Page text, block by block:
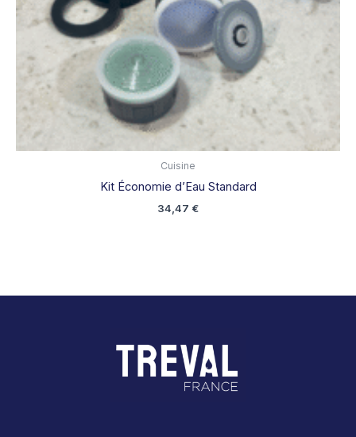
Cuisine
Kit Économie d’Eau Standard
34,47 €